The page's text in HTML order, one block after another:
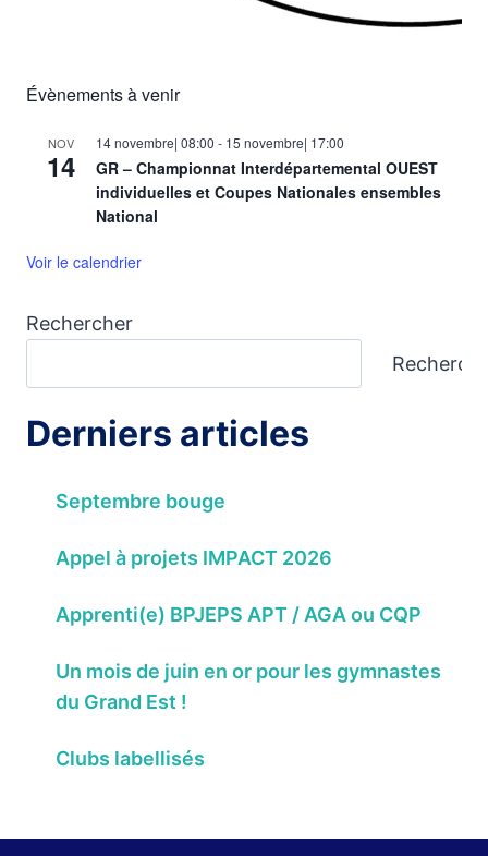
Évènements à venir
NOV
14
14 novembre| 08:00 - 15 novembre| 17:00
GR – Championnat Interdépartemental OUEST
individuelles et Coupes Nationales ensembles
National
Voir le calendrier
Rechercher
Derniers articles
Septembre bouge
Appel à projets IMPACT 2026
Apprenti(e) BPJEPS APT / AGA ou CQP
Un mois de juin en or pour les gymnastes
du Grand Est !
Clubs labellisés